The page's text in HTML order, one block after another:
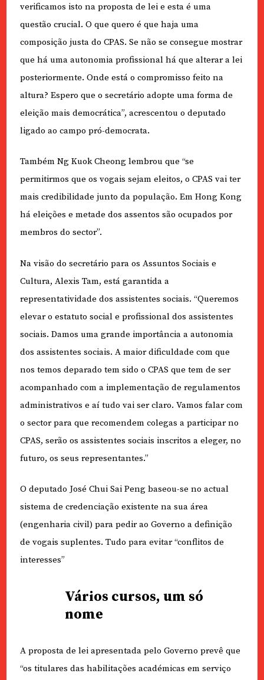
verificamos isto na proposta de lei e esta é uma
questão crucial. O que quero é que haja uma
composição justa do CPAS. Se não se consegue mostrar
que há uma autonomia profissional há que alterar a lei
posteriormente. Onde está o compromisso feito na
altura? Espero que o secretário adopte uma forma de
eleição mais democrática”, acrescentou o deputado
ligado ao campo pró-democrata.
Também Ng Kuok Cheong lembrou que “se
permitirmos que os vogais sejam eleitos, o CPAS vai ter
mais credibilidade junto da população. Em Hong Kong
há eleições e metade dos assentos são ocupados por
membros do sector”.
Na visão do secretário para os Assuntos Sociais e
Cultura, Alexis Tam, está garantida a
representatividade dos assistentes sociais. “Queremos
elevar o estatuto social e profissional dos assistentes
sociais. Damos uma grande importância a autonomia
dos assistentes sociais. A maior dificuldade com que
nos temos deparado tem sido o CPAS que tem de ser
acompanhado com a implementação de regulamentos
administrativos e aí tudo vai ser claro. Vamos falar com
o sector para que recomendem colegas a participar no
CPAS, serão os assistentes sociais inscritos a eleger, no
futuro, os seus representantes.”
O deputado José Chui Sai Peng baseou-se no actual
sistema de credenciação existente na sua área
(engenharia civil) para pedir ao Governo a definição
de vogais suplentes. Tudo para evitar “conflitos de
interesses”
Vários cursos, um só
nome
A proposta de lei apresentada pelo Governo prevê que
“os titulares das habilitações académicas em serviço